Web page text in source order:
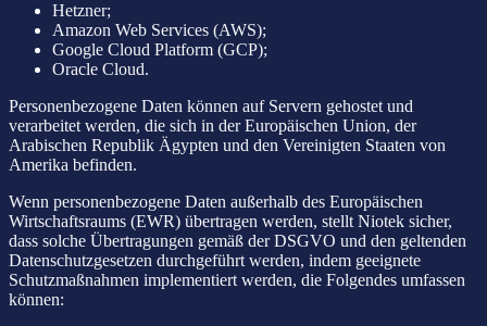
Hetzner;
Amazon Web Services (AWS);
Google Cloud Platform (GCP);
Oracle Cloud.
Personenbezogene Daten können auf Servern gehostet und
verarbeitet werden, die sich in der Europäischen Union, der
Arabischen Republik Ägypten und den Vereinigten Staaten von
Amerika befinden.
Wenn personenbezogene Daten außerhalb des Europäischen
Wirtschaftsraums (EWR) übertragen werden, stellt Niotek sicher,
dass solche Übertragungen gemäß der DSGVO und den geltenden
Datenschutzgesetzen durchgeführt werden, indem geeignete
Schutzmaßnahmen implementiert werden, die Folgendes umfassen
können: